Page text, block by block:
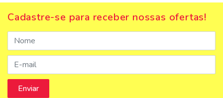
Cadastre-se para receber nossas ofertas!